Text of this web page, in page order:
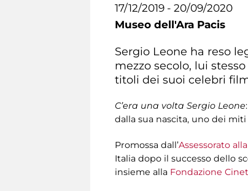
17/12/2019 - 20/09/2020
Museo dell'Ara Pacis
Sergio Leone ha reso
mezzo secolo, lui
titoli dei suoi celebri
C’era una volta Sergio Leone
dalla sua nascita, uno dei
Promossa dall’Assessorato
Italia dopo il successo dello
insieme alla Fondazione